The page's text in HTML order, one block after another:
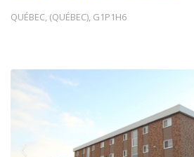
QUÉBEC, (QUÉBEC), G1P1H6